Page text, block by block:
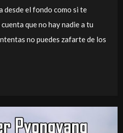
desde el fondo como si te
que no hay nadie a tu
no puedes zafarte de los